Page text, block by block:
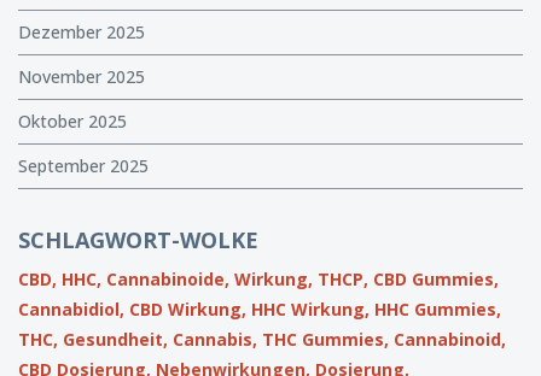
Dezember 2025
November 2025
Oktober 2025
September 2025
SCHLAGWORT-WOLKE
CBD, HHC, Cannabinoide, Wirkung, THCP, CBD Gummies,
Cannabidiol, CBD Wirkung, HHC Wirkung, HHC Gummies,
THC, Gesundheit, Cannabis, THC Gummies, Cannabinoid,
CBD Dosierung, Nebenwirkungen, Dosierung,